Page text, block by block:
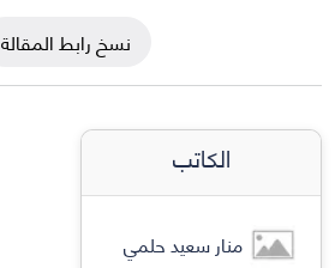
نسخ رابط المقالة
الكاتب
منار سعيد حلمي